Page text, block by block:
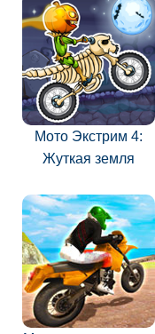
Мото Экстрим 4:
Жуткая земля